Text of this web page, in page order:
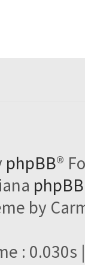
phpBB®
by
: 0.030s